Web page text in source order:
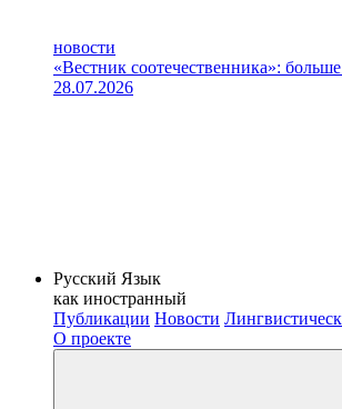
новости
«Вестник соотечественника»:
28.07.2026
Русский Язык
как иностранный
Публикации Новости
О проекте